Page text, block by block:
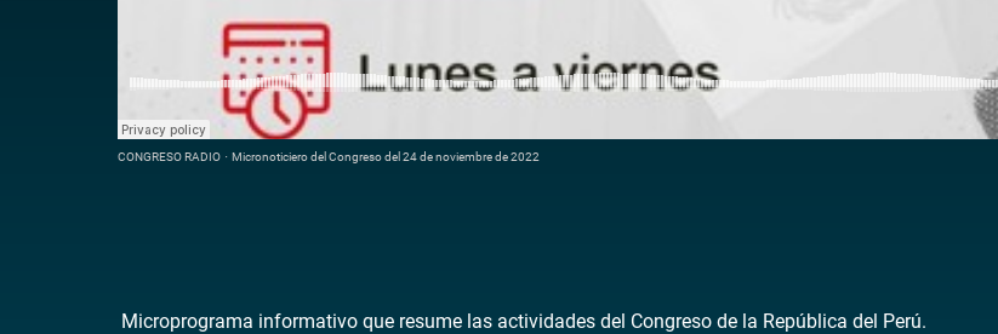
CONGRESO RADIO · Micronoticiero del Congreso del 24 de noviembre de 2022
Microprograma informativo que resume las actividades del Congreso de la República del Perú.